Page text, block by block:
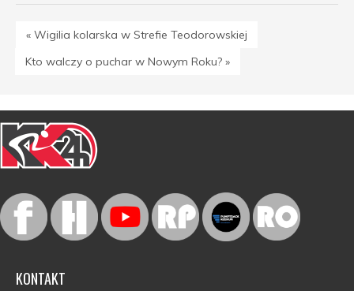
« Wigilia kolarska w Strefie Teodorowskiej
Kto walczy o puchar w Nowym Roku? »
KONTAKT